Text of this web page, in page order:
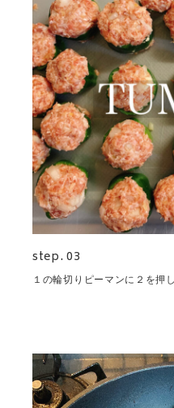
step. 03
１の輪切りピーマンに２を押